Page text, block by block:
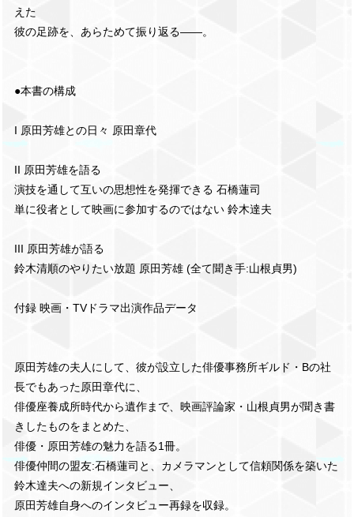
えた
彼の足跡を、あらためて振り返る――。
●本書の構成
I 原田芳雄との日々 原田章代
II 原田芳雄を語る
演技を通して互いの思想性を発揮できる 石橋蓮司
単に役者として映画に参加するのではない 鈴木達夫
III 原田芳雄が語る
鈴木清順のやりたい放題 原田芳雄 (全て聞き手:山根貞男)
付録 映画・TVドラマ出演作品データ
原田芳雄の夫人にして、彼が設立した俳優事務所ギルド・Bの社
長でもあった原田章代に、
俳優座養成所時代から遺作まで、映画評論家・山根貞男が聞き書
きしたものをまとめた、
俳優・原田芳雄の魅力を語る1冊。
俳優仲間の盟友:石橋蓮司と、カメラマンとして信頼関係を築いた
鈴木達夫への新規インタビュー、
原田芳雄自身へのインタビュー再録を収録。